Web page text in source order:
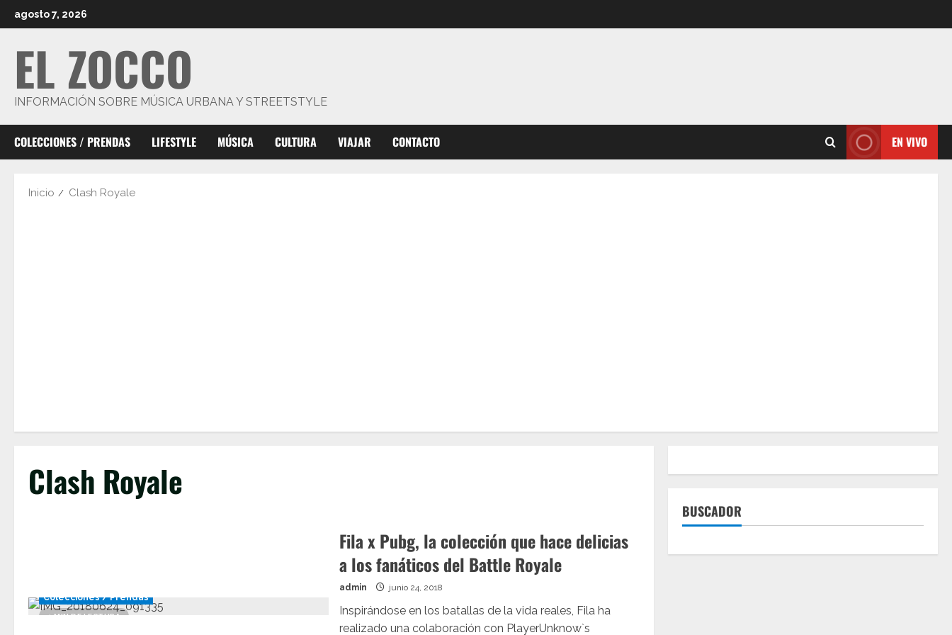
al
agosto 7, 2026
EL ZOCCO
INFORMACIÓN SOBRE MÚSICA URBANA Y STREETSTYLE
COLECCIONES / PRENDAS LIFESTYLE MÚSICA CULTURA VIAJAR CONTACTO EN VIVO
Inicio Clash Royale
Clash Royale
1 MIN DE LECTURA
Colecciones / Prendas
Fila x Pubg, la colección que hace delicias
a los fanáticos del Battle Royale
admin junio 24, 2018
Inspirándose en los batallas de la vida reales, Fila ha
realizado una colaboración con PlayerUnknow`s
BUSCADOR